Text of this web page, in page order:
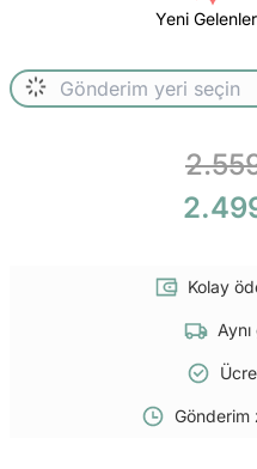
Yeni Gelenler
Kolay
Gönderim